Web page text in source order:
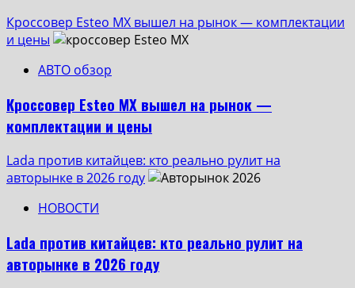
Кроссовер Esteo MX вышел на рынок — комплектации
и цены
АВТО обзор
Кроссовер Esteo MX вышел на рынок —
комплектации и цены
Lada против китайцев: кто реально рулит на
авторынке в 2026 году
НОВОСТИ
Lada против китайцев: кто реально рулит на
авторынке в 2026 году